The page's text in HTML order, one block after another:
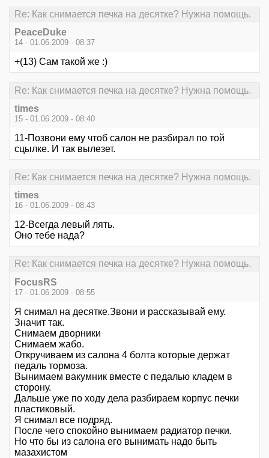
Re: Как снимается печка на десятке? Нужна помощь.
PeaceDuke
14 - 01.06.2009 - 08:37
+(13) Сам такой же :)
Re: Как снимается печка на десятке? Нужна помощь.
times
15 - 01.06.2009 - 08:40
11-Позвони ему чтоб салон не разбирал по той
сцылке. И так вылезет.
Re: Как снимается печка на десятке? Нужна помощь.
times
16 - 01.06.2009 - 08:43
12-Всегда левый лять.
Оно тебе нада?
Re: Как снимается печка на десятке? Нужна помощь.
FocusRS
17 - 01.06.2009 - 08:55
Я снимал на десятке.Звони и рассказывай ему.
Значит так.
Снимаем дворники
Снимаем жабо.
Откручиваем из салона 4 болта которые держат
педаль тормоза.
Вынимаем вакумник вместе с педалью кладем в
сторону.
Дальше уже по ходу дела разбираем корпус печки
пластиковый.
Я снимал все подряд.
После чего спокойно вынимаем радиатор печки.
Но что бы из салона его вынимать надо быть
мазахистом